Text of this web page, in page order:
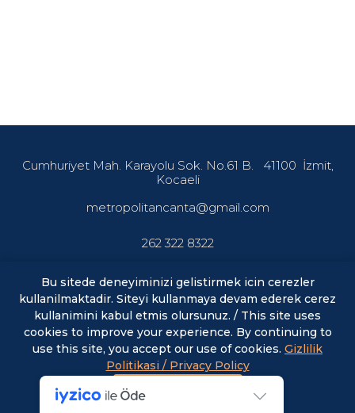
Cumhuriyet Mah. Karayolu Sok. No.61 B. 41100 İzmit,
Kocaeli
metropolitancanta@gmail.com
262 322 8322
En son haberler ve fırsatlardan haberdar olmak için abone
olun.
Bu sitede deneyiminizi gelistirmek icin cerezler
kullanilmaktadir. Siteyi kullanmaya devam ederek cerez
kullanimini kabul etmis olursunuz. / This site uses
cookies to improve your experience. By continuing to
use this site, you accept our use of cookies. Gizlilik
Politikasi / Privacy Policy
Kabul Et / Accept